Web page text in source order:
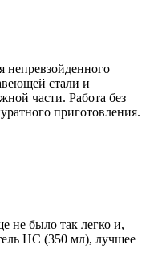
непревзойденного
стали и
части. Работа без
приготовления.
не было так легко и,
НС (350 мл), лучшее